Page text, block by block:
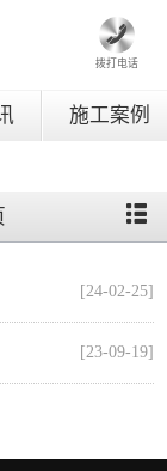
拨打电话
施工案例
[24-02-25]
[23-09-19]